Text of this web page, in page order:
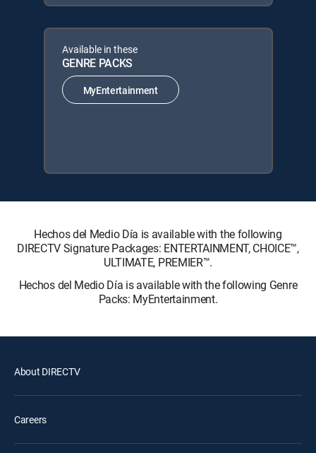
Available in these
GENRE PACKS
MyEntertainment
Hechos del Medio Día is available with the following
DIRECTV Signature Packages: ENTERTAINMENT, CHOICE™,
ULTIMATE, PREMIER™.
Hechos del Medio Día is available with the following Genre
Packs: MyEntertainment.
About DIRECTV
Careers